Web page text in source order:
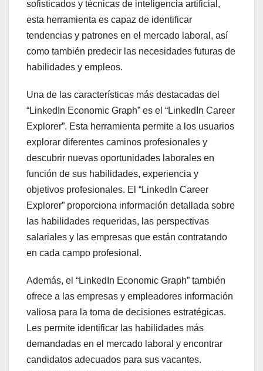
sofisticados y técnicas de inteligencia artificial,
esta herramienta es capaz de identificar
tendencias y patrones en el mercado laboral, así
como también predecir las necesidades futuras de
habilidades y empleos.
Una de las características más destacadas del
“LinkedIn Economic Graph” es el “LinkedIn Career
Explorer”. Esta herramienta permite a los usuarios
explorar diferentes caminos profesionales y
descubrir nuevas oportunidades laborales en
función de sus habilidades, experiencia y
objetivos profesionales. El “LinkedIn Career
Explorer” proporciona información detallada sobre
las habilidades requeridas, las perspectivas
salariales y las empresas que están contratando
en cada campo profesional.
Además, el “LinkedIn Economic Graph” también
ofrece a las empresas y empleadores información
valiosa para la toma de decisiones estratégicas.
Les permite identificar las habilidades más
demandadas en el mercado laboral y encontrar
candidatos adecuados para sus vacantes.